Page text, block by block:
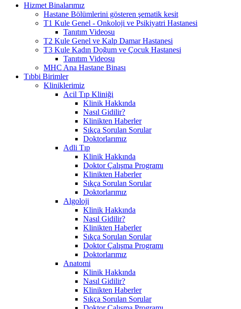
Hizmet Binalarımız
Hastane Bölümlerini gösteren şematik kesit
T1 Kule Genel - Onkoloji ve Psikiyatri Hastanesi
Tanıtım Videosu
T2 Kule Genel ve Kalp Damar Hastanesi
T3 Kule Kadın Doğum ve Çocuk Hastanesi
Tanıtım Videosu
MHC Ana Hastane Binası
Tıbbi Birimler
Kliniklerimiz
Acil Tıp Kliniği
Klinik Hakkında
Nasıl Gidilir?
Klinikten Haberler
Sıkça Sorulan Sorular
Doktorlarımız
Adli Tıp
Klinik Hakkında
Doktor Çalışma Programı
Klinikten Haberler
Sıkça Sorulan Sorular
Doktorlarımız
Algoloji
Klinik Hakkında
Nasıl Gidilir?
Klinikten Haberler
Sıkça Sorulan Sorular
Doktor Çalışma Programı
Doktorlarımız
Anatomi
Klinik Hakkında
Nasıl Gidilir?
Klinikten Haberler
Sıkça Sorulan Sorular